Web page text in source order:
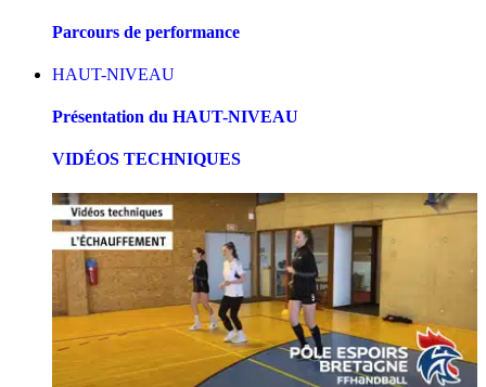
Parcours de performance
HAUT-NIVEAU
Présentation du HAUT-NIVEAU
VIDÉOS TECHNIQUES